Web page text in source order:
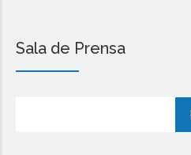
Sala de Prensa